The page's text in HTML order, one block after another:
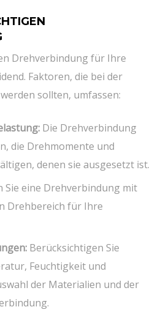
Drehverbindung für Ihre
Faktoren, die bei der
sollten, umfassen:
Die Drehverbindung
die Drehmomente und
denen sie ausgesetzt ist.
Sie eine Drehverbindung mit
Drehbereich für Ihre
Berücksichtigen Sie
Feuchtigkeit und
der Materialien und der